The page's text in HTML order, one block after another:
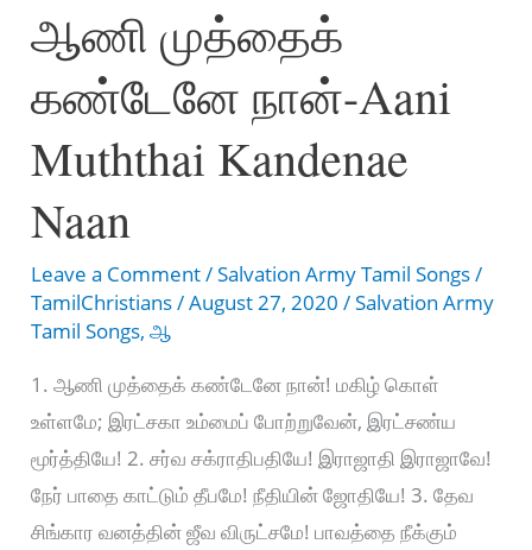
–
ஆனந்தப்
பாடல்கள்
ஆணி முத்தைக்
கண்டேனே நான்-Aani
Muththai Kandenae
Naan
Leave a Comment/Salvation Army Tamil Songs/
TamilChristians/August 27, 2020/Salvation Army
Tamil Songs,ஆ
1. ஆணி முத்தைக் கண்டேனே நான்! மகிழ் கொள்
உள்ளமே; இரட்சகா உம்மைப் போற்றுவேன், இரட்சண்ய
மூர்த்தியே! 2. சர்வ சக்ராதிபதியே! இராஜாதி இராஜாவே!
நேர் பாதை காட்டும் தீபமே! நீதியின் ஜோதியே! 3. தேவ
சிங்கார வனத்தின் ஜீவ விருட்சமே! பாவத்தை நீக்கும்